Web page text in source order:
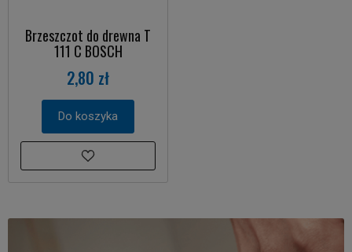
Brzeszczot do drewna T
111 C BOSCH
2,80 zł
Do koszyka